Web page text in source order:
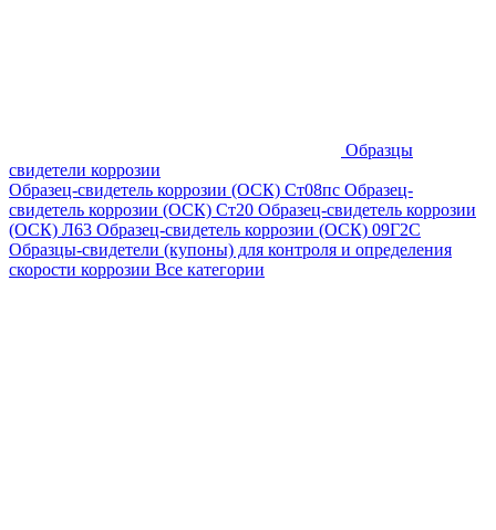
Образцы
свидетели коррозии
Образец-свидетель коррозии (ОСК) Ст08пс Образец-
свидетель коррозии (ОСК) Ст20 Образец-свидетель коррозии
(ОСК) Л63 Образец-свидетель коррозии (ОСК) 09Г2С
Образцы-свидетели (купоны) для контроля и определения
скорости коррозии Все категории